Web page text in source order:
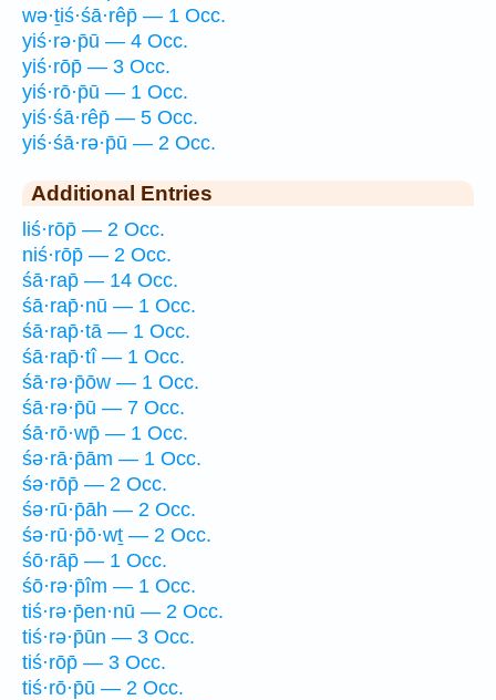
wə·ṯiś·śā·rêp̄ — 1 Occ.
yiś·rə·p̄ū — 4 Occ.
yiś·rōp̄ — 3 Occ.
yiś·rō·p̄ū — 1 Occ.
yiś·śā·rêp̄ — 5 Occ.
yiś·śā·rə·p̄ū — 2 Occ.
Additional Entries
liś·rōp̄ — 2 Occ.
niś·rōp̄ — 2 Occ.
śā·rap̄ — 14 Occ.
śā·rap̄·nū — 1 Occ.
śā·rap̄·tā — 1 Occ.
śā·rap̄·tî — 1 Occ.
śā·rə·p̄ōw — 1 Occ.
śā·rə·p̄ū — 7 Occ.
śā·rō·wp̄ — 1 Occ.
śə·rā·p̄ām — 1 Occ.
śə·rōp̄ — 2 Occ.
śə·rū·p̄āh — 2 Occ.
śə·rū·p̄ō·wṯ — 2 Occ.
śō·rāp̄ — 1 Occ.
śō·rə·p̄îm — 1 Occ.
tiś·rə·p̄en·nū — 2 Occ.
tiś·rə·p̄ūn — 3 Occ.
tiś·rōp̄ — 3 Occ.
tiś·rō·p̄ū — 2 Occ.